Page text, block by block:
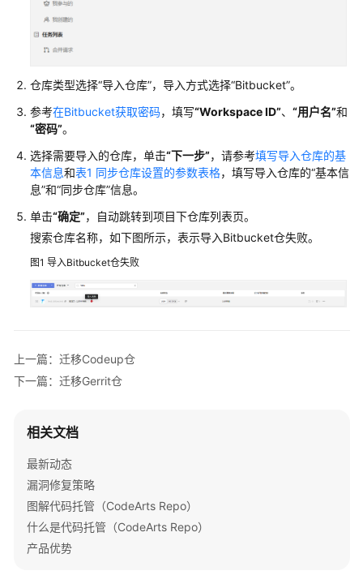
用
指
南
代
码
托
管
(CodeArts
Repo)
使
用
买
授
权
使
用
管
理
仓库类型选择“导入仓库”，导入方式选择“Bitbucket”。
参考在Bitbucket获取密码，填写“Workspace ID”、 “用户名”和
“密码”。
选择需要导入的仓库，单击“下一步”，请参考填写导入仓库的基
本信息和表1 同步仓库设置的参数表格，填写导入仓库的“基本信
息”和“同步仓库”信息。
单击“确定”，自动跳转到项目下仓库列表页。
搜索仓库名称，如下图所示，表示导入Bitbucket仓失败。
图1 导入Bitbucket仓失败
上一篇：迁移Codeup仓
下一篇：迁移Gerrit仓
相关文档
最新动态
漏洞修复策略
图解代码托管（CodeArts Repo）
什么是代码托管（CodeArts Repo）
产品优势